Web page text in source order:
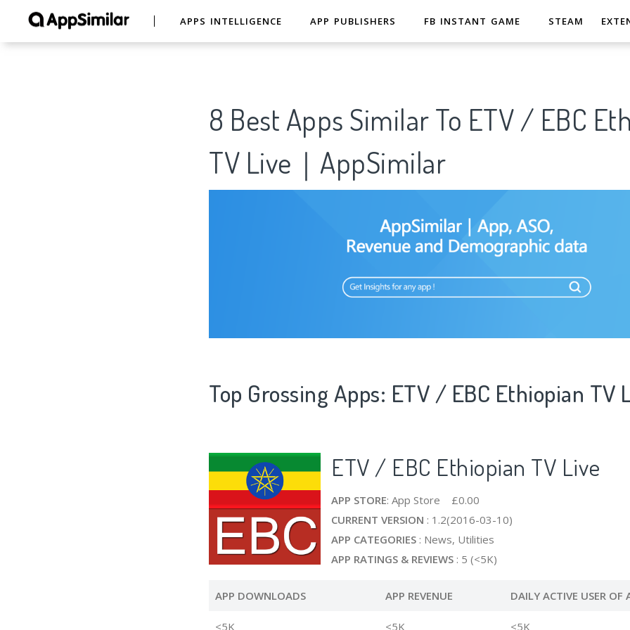
APPS INTELLIGENCE APP PUBLISHERS FB INSTANT GAME STEAM
8 Best Apps Similar To ETV / EBC
TV Live｜AppSimilar
Top Grossing Apps: ETV / EBC Ethiopian TV
ETV / EBC Ethiopian TV Live
APP STORE: App Store £0.00
CURRENT VERSION : 1.2(2016-03-10)
APP CATEGORIES : News, Utilities
APP RATINGS & REVIEWS : 5 (<5K)
APP DOWNLOADS APP REVENUE DAILY ACTIVE USER OF
<5K <5K <5K